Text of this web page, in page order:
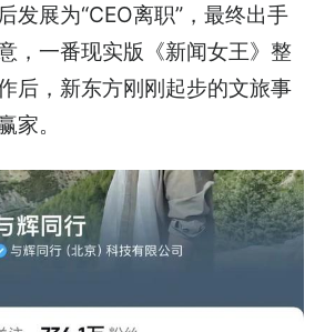
发展为“CEO离职”，最终出手
，一番现实版《新闻女王》整
后，新东方刚刚起步的文旅事
家。